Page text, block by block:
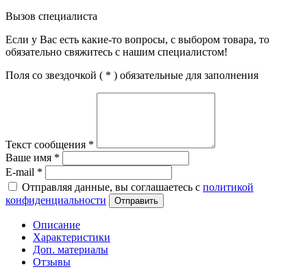
Вызов специалиста
Если у Вас есть какие-то вопросы, с выбором товара, то
обязательно свяжитесь с нашим специалистом!
Поля со звездочкой ( * ) обязательные для заполнения
Текст сообщения *
Ваше имя *
E-mail *
Отправляя данные, вы соглашаетесь с политикой
конфиденциальности
Отправить
Описание
Характеристики
Доп. материалы
Отзывы